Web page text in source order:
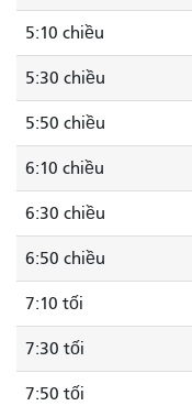
5:10 chiều
5:30 chiều
5:50 chiều
6:10 chiều
6:30 chiều
6:50 chiều
7:10 tối
7:30 tối
7:50 tối